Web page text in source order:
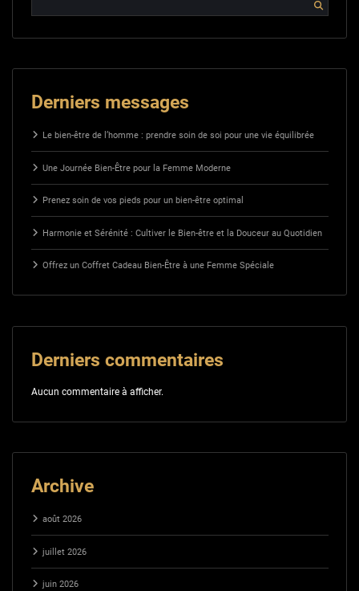
Derniers messages
Le bien-être de l’homme : prendre soin de soi pour une vie équilibrée
Une Journée Bien-Être pour la Femme Moderne
Prenez soin de vos pieds pour un bien-être optimal
Harmonie et Sérénité : Cultiver le Bien-être et la Douceur au Quotidien
Offrez un Coffret Cadeau Bien-Être à une Femme Spéciale
Derniers commentaires
Aucun commentaire à afficher.
Archive
août 2026
juillet 2026
juin 2026